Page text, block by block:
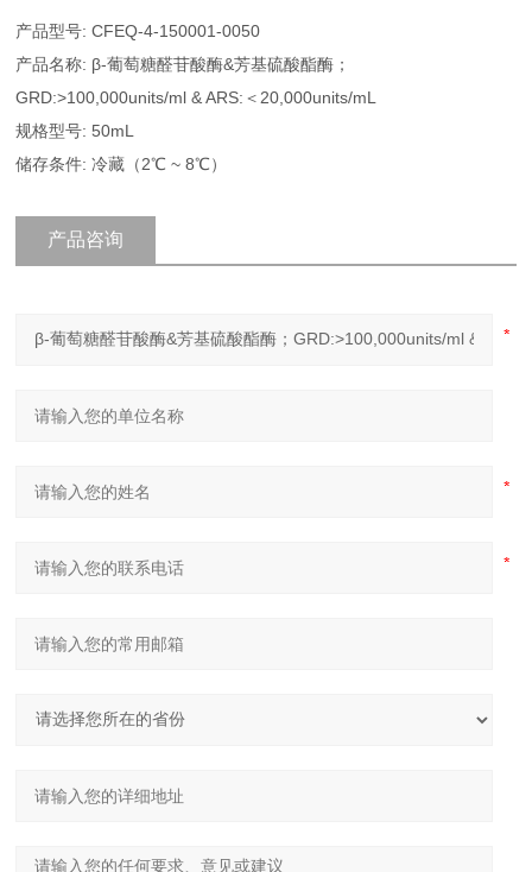
产品型号: CFEQ-4-150001-0050
产品名称: β-葡萄糖醛苷酸酶&芳基硫酸酯酶；
GRD:>100,000units/ml & ARS:＜20,000units/mL
规格型号: 50mL
储存条件: 冷藏（2℃ ~ 8℃）
产品咨询